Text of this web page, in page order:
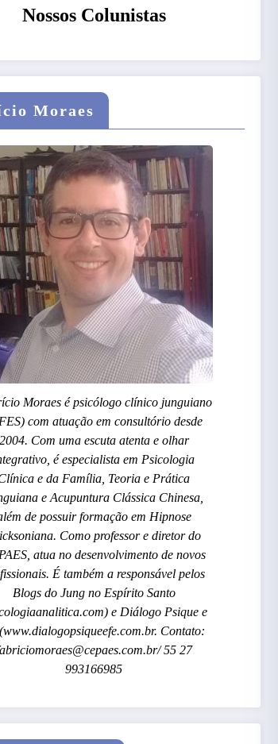
Nossos Colunistas
Moraes
Moraes é psicólogo clínico junguiano
com atuação em consultório desde
2004. Com uma escuta atenta e olhar
é especialista em Psicologia
e da Família, Teoria e Prática
e Acupuntura Clássica Chinesa,
de possuir formação em Hipnose
Como professor e diretor do
atua no desenvolvimento de novos
É também a responsável pelos
Blogs do Jung no Espírito Santo
e Diálogo Psique e
Contato:
55 27
993166985